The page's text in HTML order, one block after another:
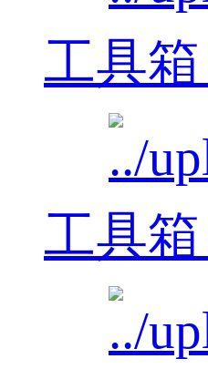
工具箱
工具箱